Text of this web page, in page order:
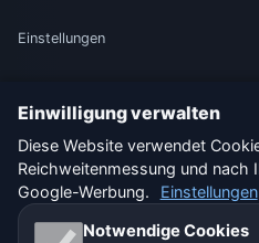
Einstellungen
🇨🇭 Wetter
Unsere
Einwilligung verwalten
Diese Website verwendet
Reichweitenmessung und nach
Google-Werbung.
Einstellungen
Notwendige Cookies